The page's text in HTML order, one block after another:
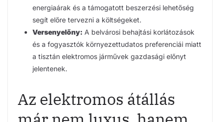
energiaárak és a támogatott beszerzési lehetőség
segít előre tervezni a költségeket.
Versenyelőny: A belvárosi behajtási korlátozások
és a fogyasztók környezettudatos preferenciái miatt
a tisztán elektromos járművek gazdasági előnyt
jelentenek.
Az elektromos átállás